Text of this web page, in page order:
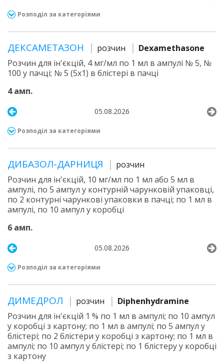
Розподіл за категоріями
ДЕКСАМЕТАЗОН розчин
Dexamethasone
Розчин для ін'єкцій, 4 мг/мл по 1 мл в ампулі № 5, №
100 у пачці; № 5 (5х1) в блістері в пачці
4 амп.
05.08.2026
Розподіл за категоріями
ДИБАЗОЛ-ДАРНИЦЯ
розчин
Розчин для ін'єкцій, 10 мг/мл по 1 мл або 5 мл в
ампулі, по 5 ампул у контурній чарунковій упаковці,
по 2 контурні чарункові упаковки в пачці; по 1 мл в
ампулі, по 10 ампул у коробці
6 амп.
05.08.2026
Розподіл за категоріями
ДИМЕДРОЛ розчин
Diphenhydramine
Розчин для ін'єкцій 1 % по 1 мл в ампулі; по 10 ампул
у коробці з картону; по 1 мл в ампулі; по 5 ампул у
блістері; по 2 блістери у коробці з картону; по 1 мл в
ампулі; по 10 ампул у блістері; по 1 блістеру у коробці
з картону